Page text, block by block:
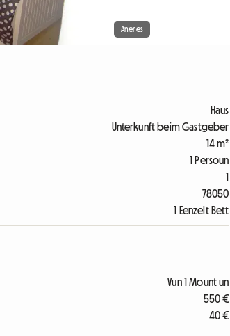
Aneres
Haus
Unterkunft beim Gastgeber
14 m²
1 Persoun
1
78050
1 Eenzelt Bett
Vun 1 Mount un
550 €
40 €